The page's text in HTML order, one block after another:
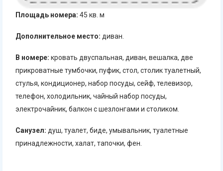
Площадь номера: 45 кв. м
Дополнительное место: диван.
В номере: кровать двуспальная, диван, вешалка, две
прикроватные тумбочки, пуфик, стол, столик туалетный,
стулья, кондиционер, набор посуды, сейф, телевизор,
телефон, холодильник, чайный набор посуды,
электрочайник, балкон с шезлонгами и столиком.
Санузел: душ, туалет, биде, умывальник, туалетные
принадлежности, халат, тапочки, фен.